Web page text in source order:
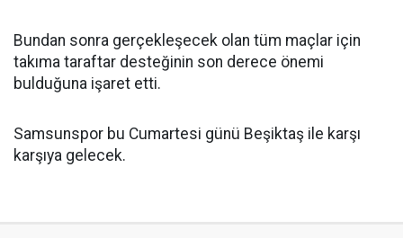
Bundan sonra gerçekleşecek olan tüm maçlar için
takıma taraftar desteğinin son derece önemi
bulduğuna işaret etti.
Samsunspor bu Cumartesi günü Beşiktaş ile karşı
karşıya gelecek.